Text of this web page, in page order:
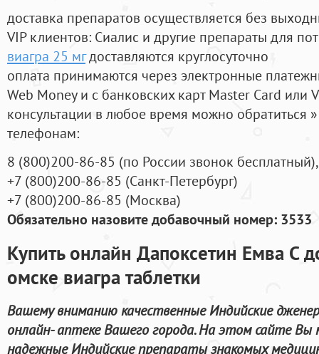
доставка препаратов осуществляется без
VIP клиентов: Сиалис и другие препараты для
виагра 25 мгдоставляются круглосуточно
оплата принимаются через электронные
Web Money и с банковских карт Master Card или
консультации в любое время можно обратиться
телефонам:
8 (800)200-86-85 (по России звонок бесплатный),
+7 (800)200-86-85 (Санкт-Петербург)
+7 (800)200-86-85 (Москва)
Обязательно назовите добавочный номер: 3533
Купить онлайн Дапоксетин Емва С
омске виагра таблетки
Вашему вниманию качественные Индийские
онлайн- аптеке Вашего города. На этом сайте
надежные Индийские препараты знакомых